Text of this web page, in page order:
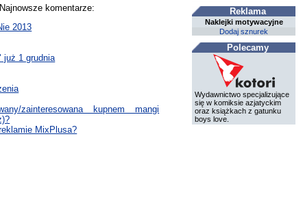
komentarze:
2013
już 1 grudnia
zainteresowana kupnem mangi
MixPlusa?
Reklama
Naklejki motywacyjne
Dodaj sznurek
Polecamy
Wydawnictwo specjalizujące
się w komiksie azjatyckim
oraz książkach z gatunku
boys love.